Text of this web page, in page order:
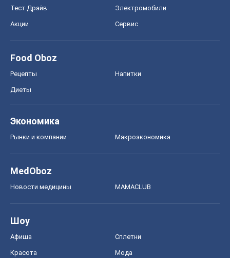
Тест Драйв Электромобили
Акции Сервис
Food Oboz
Рецепты Напитки
Диеты
Экономика
Рынки и компании Mакроэкономика
MedOboz
Новости медицины MAMACLUB
Шоу
Афиша Сплетни
Красота Мода